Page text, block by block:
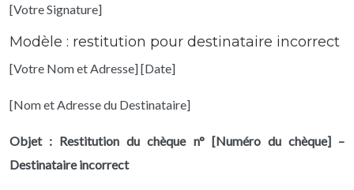
[Votre Signature]
Modèle : restitution pour destinataire incorrect
[Votre Nom et Adresse][Date]
[Nom et Adresse du Destinataire]
Objet : Restitution du chèque n° [Numéro du chèque] –
Destinataire incorrect